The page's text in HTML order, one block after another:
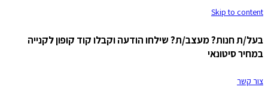
Skip to content
בעל/ת חנות? מעצב/ת? שילחו הודעה וקבלו קוד קופון לקנייה
במחיר סיטונאי
צור קשר